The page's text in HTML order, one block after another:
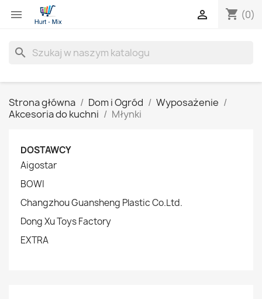
 shopping_cart (0)

search
Strona główna Dom i Ogród
Wyposażenie
Akcesoria do kuchni
Młynki
DOSTAWCY
Aigostar
BOWI
Changzhou Guansheng Plastic Co.Ltd.
Dong Xu Toys Factory
EXTRA